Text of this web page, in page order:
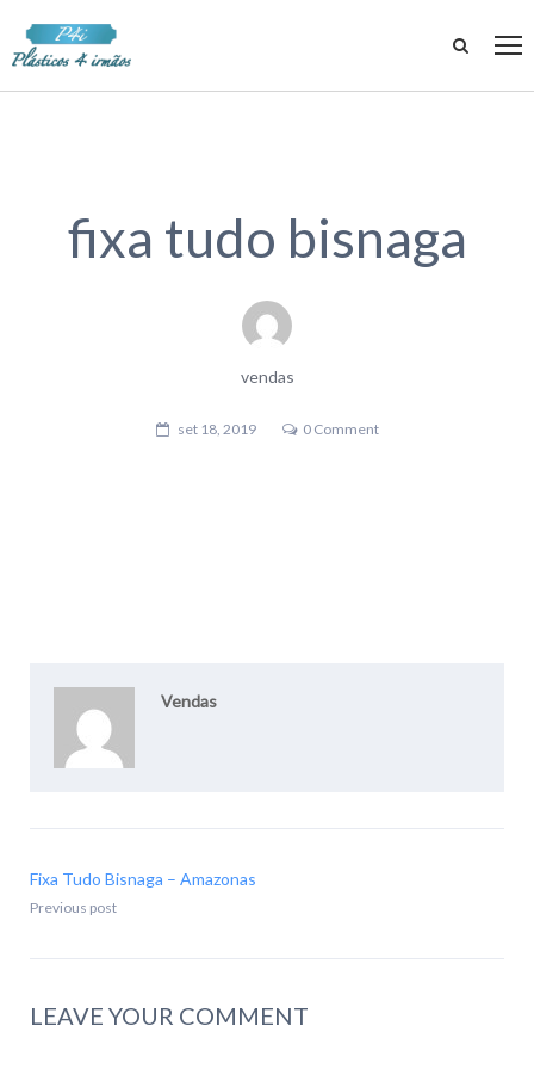
fixa tudo bisnaga
vendas
set 18, 2019 0 Comment
Vendas
Fixa Tudo Bisnaga – Amazonas
Previous post
LEAVE YOUR COMMENT